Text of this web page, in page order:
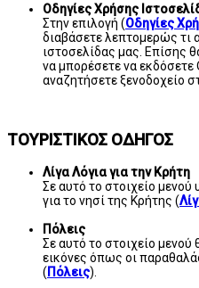
Οδηγίες Χρήσης
Στην επιλογή (Οδηγίες
διαβάσετε λεπτομερώς τι
ιστοσελίδας μας. Επίσης
να μπορέσετε να εκδόσετε
αναζητήσετε ξενοδοχείο
ΤΟΥΡΙΣΤΙΚΟΣ ΟΔΗΓΟΣ
Λίγα Λόγια για την Κρήτη
Σε αυτό το στοιχείο
για το νησί της Κρήτης (
Πόλεις
Σε αυτό το στοιχείο μενού
εικόνες όπως οι
(Πόλεις).